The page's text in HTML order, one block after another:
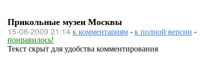
Прикольные музеи Москвы
15-08-2009 21:14к комментариям-к полной версии -
понравилось!
Текст скрыт для удобства комментирования